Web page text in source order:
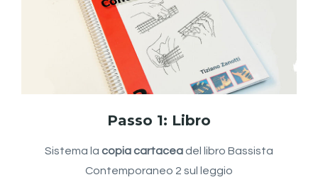
Passo 1: Libro
Sistema la copia cartacea del libro Bassista
Contemporaneo 2 sul leggio